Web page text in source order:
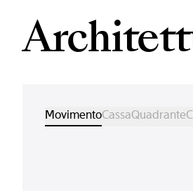
MovimentoCassaQuadrante